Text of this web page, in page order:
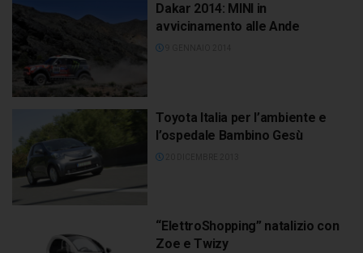
Dakar 2014: MINI in
avvicinamento alle Ande
Toyota Italia per l’ambiente e
l’ospedale Bambino Gesù
“ElettroShopping” natalizio con
Zoe e Twizy